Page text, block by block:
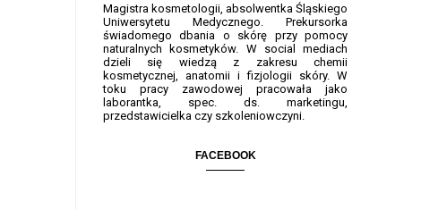
Magistra kosmetologii, absolwentka Śląskiego
Uniwersytetu Medycznego. Prekursorka
świadomego dbania o skórę przy pomocy
naturalnych kosmetyków. W social mediach
dzieli się wiedzą z zakresu chemii
kosmetycznej, anatomii i fizjologii skóry. W
toku pracy zawodowej pracowała jako
laborantka, spec. ds. marketingu,
przedstawicielka czy szkoleniowczyni.
FACEBOOK